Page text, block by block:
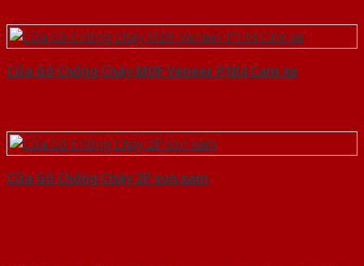
Cửa Gỗ Chống Cháy MDF Veneer P1R4 Cam xe
Cửa Gỗ Chống Cháy 2P son xam